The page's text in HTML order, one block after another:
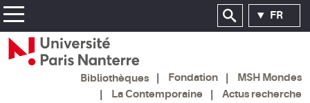
FR
Bibliothèques Fondation
MSH Mondes
La Contemporaine
Actus recherche